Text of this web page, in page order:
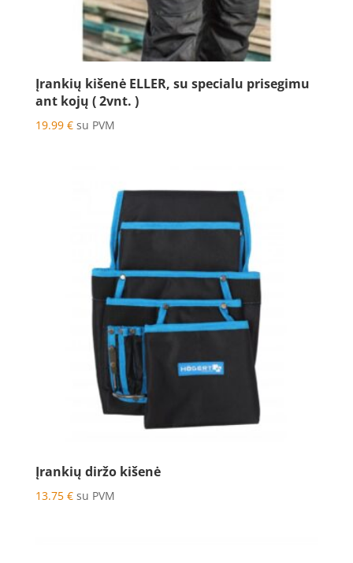
Įrankių kišenė ELLER, su specialu prisegimu
ant kojų ( 2vnt. )
19.99 € su PVM
Įrankių diržo kišenė
13.75 € su PVM